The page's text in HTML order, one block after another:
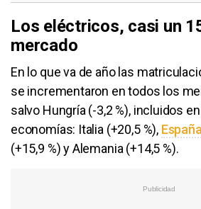
Los eléctricos, casi un
mercado
En lo que va de año las
se incrementaron en todos los
salvo Hungría (-3,2 %), incluidos
economías: Italia (+20,5 %),
(+15,9 %) y Alemania (+14,5 %).